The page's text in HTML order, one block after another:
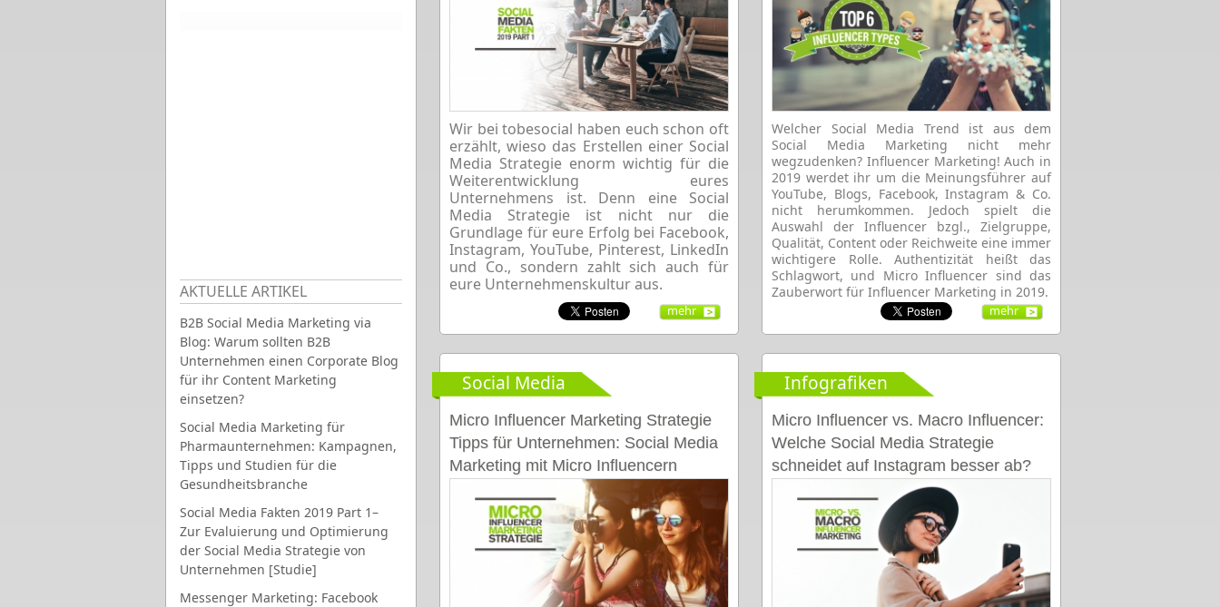
AKTUELLE ARTIKEL
B2B Social Media Marketing via
Blog: Warum sollten B2B
Unternehmen einen Corporate Blog
für ihr Content Marketing
einsetzen?
Social Media Marketing für
Pharmaunternehmen: Kampagnen,
Tipps und Studien für die
Gesundheitsbranche
Social Media Fakten 2019 Part 1–
Zur Evaluierung und Optimierung
der Social Media Strategie von
Unternehmen [Studie]
Messenger Marketing: Facebook
Wir bei tobesocial haben euch schon oft
erzählt, wieso das Erstellen einer Social
Media Strategie enorm wichtig für die
Weiterentwicklung eures
Unternehmens ist. Denn eine Social
Media Strategie ist nicht nur die
Grundlage für eure Erfolg bei Facebook,
Instagram, YouTube, Pinterest, LinkedIn
und Co., sondern zahlt sich auch für
eure Unternehmenskultur aus.
mehr
Welcher Social Media Trend ist aus dem
Social Media Marketing nicht mehr
wegzudenken? Influencer Marketing! Auch in
2019 werdet ihr um die Meinungsführer auf
YouTube, Blogs, Facebook, Instagram & Co.
nicht herumkommen. Jedoch spielt die
Auswahl der Influencer bzgl., Zielgruppe,
Qualität, Content oder Reichweite eine immer
wichtigere Rolle. Authentizität heißt das
Schlagwort, und Micro Influencer sind das
Zauberwort für Influencer Marketing in 2019.
mehr
Social Media
Micro Influencer Marketing Strategie
Tipps für Unternehmen: Social Media
Marketing mit Micro Influencern
Infografiken
Micro Influencer vs. Macro Influencer:
Welche Social Media Strategie
schneidet auf Instagram besser ab?